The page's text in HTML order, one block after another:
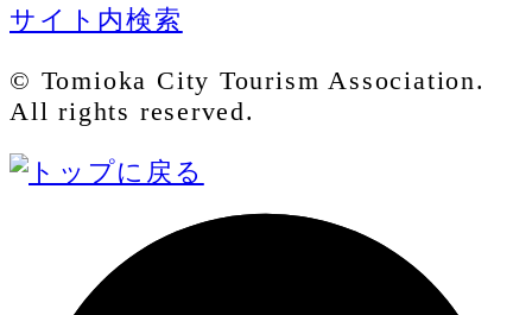
サイト内検索
© Tomioka City Tourism Association.
All rights reserved.